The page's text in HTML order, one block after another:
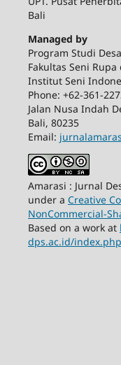
Bali
Managed by
Program Studi
Fakultas Seni Rupa
Institut Seni
Phone: +62-361-
Jalan Nusa Indah
Bali, 80235
Email:
Amarasi : Jurnal
under a Creative
NonCommercial-
Based on a work at
dps.ac.id/